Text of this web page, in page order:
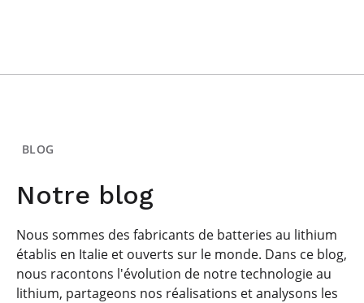
BLOG
Notre blog
Nous sommes des fabricants de batteries au lithium
établis en Italie et ouverts sur le monde. Dans ce blog,
nous racontons l'évolution de notre technologie au
lithium, partageons nos réalisations et analysons les